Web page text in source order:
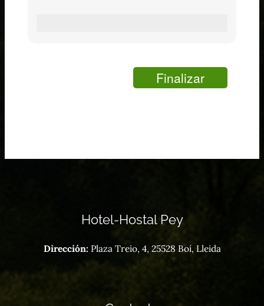
Finalizar
Hotel-Hostal Pey
Dirección: Plaza Treio, 4, 25528 Boí, Lleida